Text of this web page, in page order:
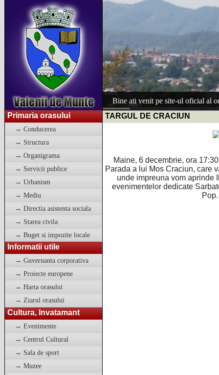
Bine ati venit pe site-ul oficial al
Primaria orasului
→ Conducerea
→ Structura
→ Organigrama
→ Servicii publice
→ Urbanism
→ Mediu
→ Directia asistenta sociala
→ Starea civila
→ Buget si impozite locale
Informatii utile
→ Guvernanta corporativa
→ Proiecte europene
→ Harta orasului
→ Ziarul orasului
Cultura, Invatamant
→ Evenimente
→ Centrul Cultural
→ Sala de sport
→ Muzee
TARGUL DE CRACIUN
Maine, 6 decembrie, ora
Parada a lui Mos Craciun, care
unde impreuna vom aprinde
evenimentelor dedicate